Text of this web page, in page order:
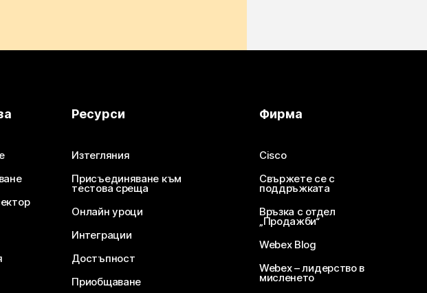
Ресурси
Изтегляния
Присъединяване към
тестова среща
Онлайн уроци
Интеграции
Достъпност
Приобщаване
Фирма
Cisco
Свържете се с
поддръжката
Връзка с отдел
„Продажби“
Webex Blog
Webex – лидерство в
мисленето